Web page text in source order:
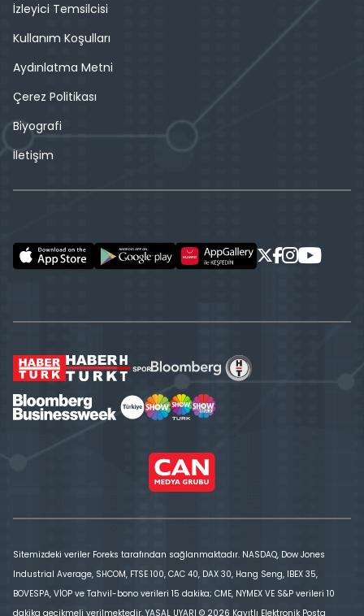
İzleyici Temsilcisi
Kullanım Koşulları
Aydınlatma Metni
Çerez Politikası
Biyografi
İletişim
Sitemizdeki veriler Foreks tarafından sağlanmaktadır. NASDAQ, Dow Jones
Industrial Average, SHCOM, FTSE 100, CAC 40, DAX 30, Hang Seng, IBEX 35,
BOVESPA, VİOP ve Tahvil-bono verileri 15 dakika; CME, NYMEX VE S&P verileri 10
dakika gecikmeli verilmektedir. YASAL UYARI © 2026 Kayıtlı Elektronik Posta